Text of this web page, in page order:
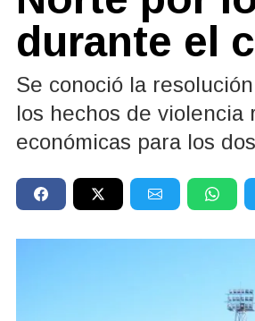
durante el
Se conoció la
los hechos de
económicas para los